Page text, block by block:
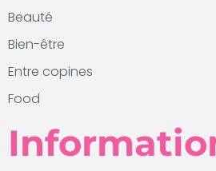
Beauté
Bien-être
Entre copines
Food